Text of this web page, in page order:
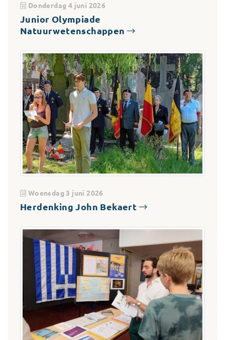
Donderdag 4 juni 2026
Junior Olympiade
Natuurwetenschappen
Woensdag 3 juni 2026
Herdenking John Bekaert